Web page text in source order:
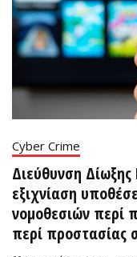
Cyber Crime
Διεύθυνση
εξιχνίαση
νομοθεσιών περί
περί προστασίας